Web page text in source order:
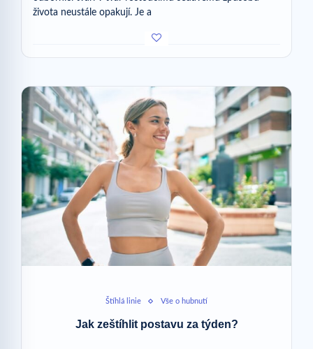
života neustále opakují. Je a
Štíhlá linie Vše o hubnutí
Jak zeštíhlit postavu za týden?